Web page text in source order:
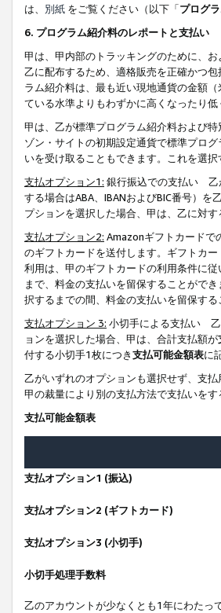
は、 別紙 をご覧ください（以下「プログ
6. プログラム紹介料のレポートと支払い
甲は、甲内部のトラッキングのために、
乙に配布するため、適格販売を正確かつ
ラム紹介料は、最も近い現地通貨の金額
ている水準よりもわずかに高くなったり
甲は、乙が標準プログラム紹介料および
ゾン・サイトの初期設定通貨で標準プロ
いを受け取ることもできます。これを選
支払オプション1: 銀行振込での支払い 乙
する場合はABA、IBANおよびBIC番号）
プションを選択した場合、甲は、乙に対
支払オプション2: Amazonギフトカードで
のギフトカードを送付します。ギフトカ
利用は、甲のギフトカードの利用条件に
まで、料金の支払いを留保することがで
択するまでの間、料金の支払いを留保する
支払オプション 3: 小切手による支払い 乙
ョンを選択した場合、甲は、合計支払額が
付する小切手1枚につき支払可能金額表に
乙がいずれのオプションも選択せず、支
甲の裁量により別の支払方法で支払いを
支払可能金額表
支払オプション1 (振込)
支払オプション2 (ギフトカード)
支払オプション3 (小切手)
小切手処理手数料
乙のアカウントが少なくとも1年にわたっ